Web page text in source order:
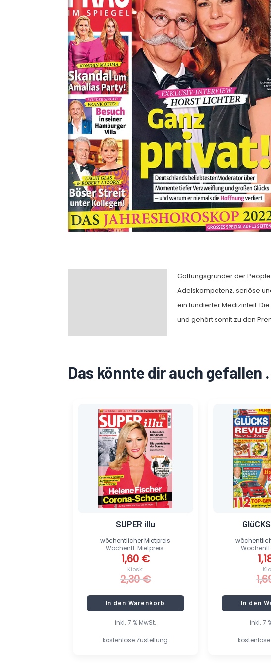
Gattungsgründer der
Adelskompetenz, seriöse
ein fundierter Medizinteil.
und gehört somit zu den
Das könnte dir auch gefallen
inkl. 7 % MwSt.
kostenlose Zustellung
SUPER illu
Kiosk:
2,30€
Preis
war:
2,30 €
Wöchentl. Mietpreis:
1,60 €
Preis
1,60 €.
wöchentlicher Mietpreis
In den Warenkorb
inkl. 7
Preis
war:
1,69 €
Preis
1,18 €.
In den